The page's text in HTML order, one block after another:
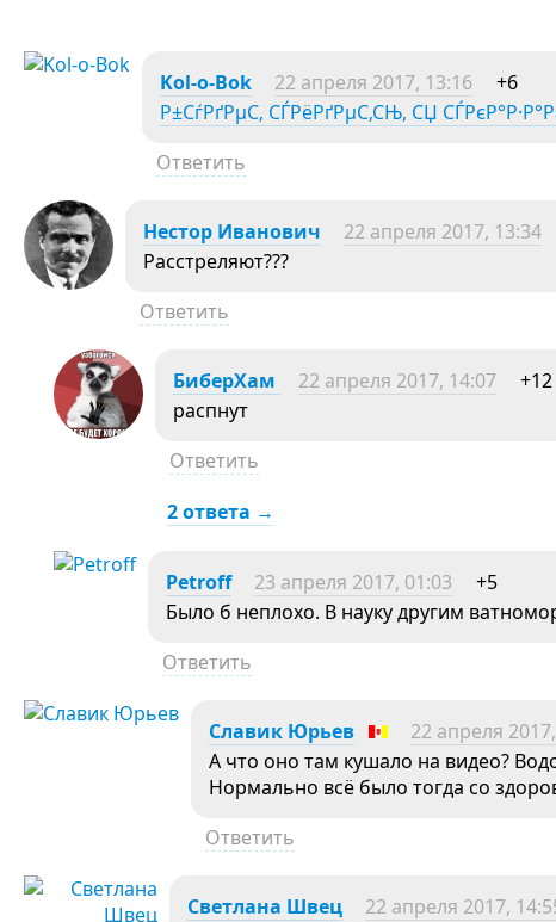
Kol-o-Bok 22 апреля 2017, 13:16
+6
Р±СѓРґРµС‚ СЃРёРґРµС‚СЊ, СЏ
Ответить
Нестор Иванович 22 апреля 2017, 13:34
Расстреляют???
Ответить
БиберХам 22 апреля 2017, 14:07
+12
распнут
Ответить
2 ответа →
Petroff 23 апреля 2017, 01:03
+5
Было б неплохо. В науку другим
Ответить
Славик Юрьев 22 апреля
А что оно там кушало на видео?
Нормально всё было тогда со
Ответить
Светлана Швец 22 апреля 2017,